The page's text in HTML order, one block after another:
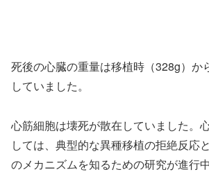
死後の心臓の重量は移植時（328g）か
していました。
心筋細胞は壊死が散在していました。
しては、典型的な異種移植の拒絶反応
のメカニズムを知るための研究が進行中